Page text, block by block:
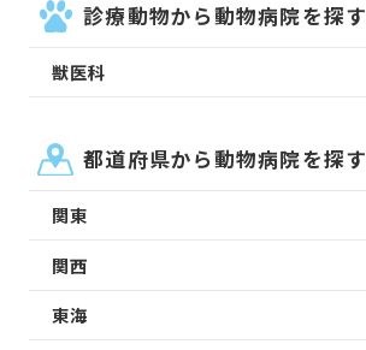
診療動物から動物病院を探す
獣医科
都道府県から動物病院を探す
関東
関西
東海